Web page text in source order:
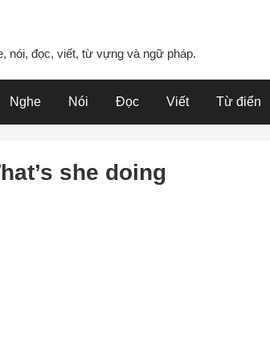
nói, đọc, viết, từ vựng và ngữ pháp.
Nghe Nói Đọc Viết Từ điển
she doing